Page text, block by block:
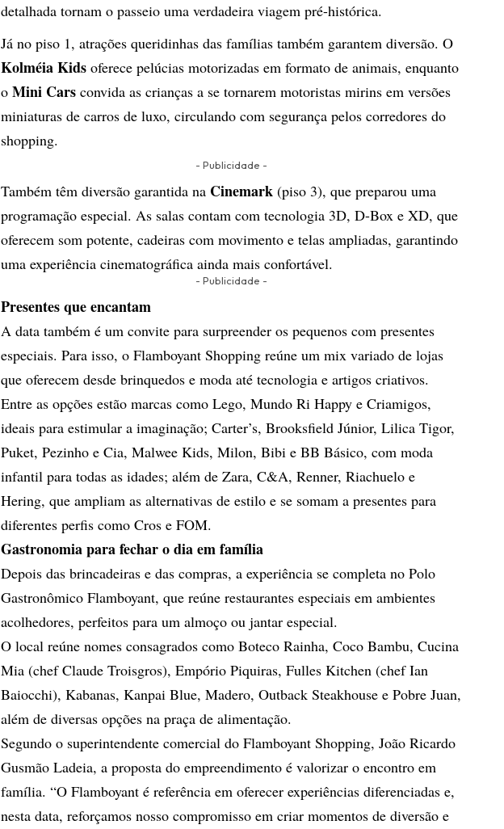
detalhada tornam o passeio uma verdadeira viagem pré-histórica.
Já no piso 1, atrações queridinhas das famílias também garantem diversão. O
Kolméia Kids oferece pelúcias motorizadas em formato de animais, enquanto
o Mini Cars convida as crianças a se tornarem motoristas mirins em versões
miniaturas de carros de luxo, circulando com segurança pelos corredores do
shopping.
- Publicidade -
Também têm diversão garantida na Cinemark (piso 3), que preparou uma
programação especial. As salas contam com tecnologia 3D, D-Box e XD, que
oferecem som potente, cadeiras com movimento e telas ampliadas, garantindo
uma experiência cinematográfica ainda mais confortável.
- Publicidade -
Presentes que encantam
A data também é um convite para surpreender os pequenos com presentes
especiais. Para isso, o Flamboyant Shopping reúne um mix variado de lojas
que oferecem desde brinquedos e moda até tecnologia e artigos criativos.
Entre as opções estão marcas como Lego, Mundo Ri Happy e Criamigos,
ideais para estimular a imaginação; Carter’s, Brooksfield Júnior, Lilica Tigor,
Puket, Pezinho e Cia, Malwee Kids, Milon, Bibi e BB Básico, com moda
infantil para todas as idades; além de Zara, C&A, Renner, Riachuelo e
Hering, que ampliam as alternativas de estilo e se somam a presentes para
diferentes perfis como Cros e FOM.
Gastronomia para fechar o dia em família
Depois das brincadeiras e das compras, a experiência se completa no Polo
Gastronômico Flamboyant, que reúne restaurantes especiais em ambientes
acolhedores, perfeitos para um almoço ou jantar especial.
O local reúne nomes consagrados como Boteco Rainha, Coco Bambu, Cucina
Mia (chef Claude Troisgros), Empório Piquiras, Fulles Kitchen (chef Ian
Baiocchi), Kabanas, Kanpai Blue, Madero, Outback Steakhouse e Pobre Juan,
além de diversas opções na praça de alimentação.
Segundo o superintendente comercial do Flamboyant Shopping, João Ricardo
Gusmão Ladeia, a proposta do empreendimento é valorizar o encontro em
família. “O Flamboyant é referência em oferecer experiências diferenciadas e,
nesta data, reforçamos nosso compromisso em criar momentos de diversão e